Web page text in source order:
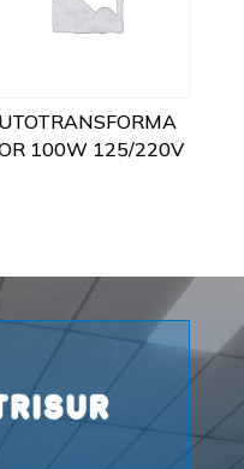
100W 125/220V